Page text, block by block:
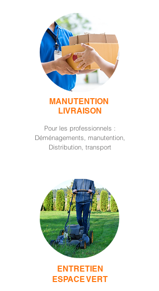
MANUTENTION
LIVRAISON
Pour les professionnels :
Déménagements, manutention,
Distribution, transport
ENTRETIEN
ESPACE VERT